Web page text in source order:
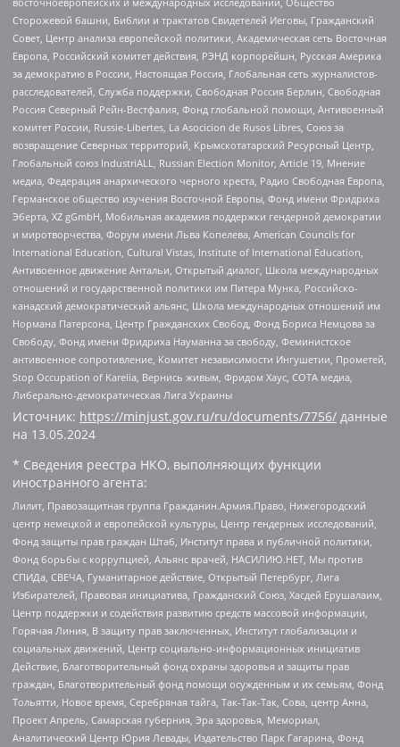
Сторожевой башни, Библии и трактатов Свидетелей Иеговы, Гражданский
Совет, Центр анализа европейской политики, Академическая сеть Восточная
Европа, Российский комитет действия, РЭНД корпорейшн, Русская Америка
за демократию в России, Настоящая Россия, Глобальная сеть журналистов-
расследователей, Служба поддержки, Свободная Россия Берлин, Свободная
Россия Северный Рейн-Вестфалия, Фонд глобальной помощи, Антивоенный
комитет России, Russie-Libertes, La Asocicion de Rusos Libres, Союз за
возвращение Северных территорий, Крымскотатарский Ресурсный Центр,
Глобальный союз IndustriALL, Russian Election Monitor, Article 19, Мнение
медиа, Федерация анархического черного креста, Радио Свободная Европа,
Германское общество изучения Восточной Европы, Фонд имени Фридриха
Эберта, XZ gGmbH, Мобильная академия поддержки гендерной демократии
и миротворчества, Форум имени Льва Копелева, American Councils for
International Education, Cultural Vistas, Institute of International Education,
Антивоенное движение Антальи, Открытый диалог, Школа международных
отношений и государственной политики им Питера Мунка, Российско-
канадский демократический альянс, Школа международных отношений им
Нормана Патерсона, Центр Гражданских Свобод, Фонд Бориса Немцова за
Свободу, Фонд имени Фридриха Науманна за свободу, Феминистское
антивоенное сопротивление, Комитет независимости Ингушетии, Прометей,
Stop Occupation of Karelia, Вернись живым, Фридом Хаус, СОТА медиа,
Либерально-демократическая Лига Украины
Источник: https://minjust.gov.ru/ru/documents/7756/ данные
на 13.05.2024
* Сведения реестра НКО, выполняющих функции
иностранного агента:
Лилит, Правозащитная группа Гражданин.Армия.Право, Нижегородский
центр немецкой и европейской культуры, Центр гендерных исследований,
Фонд защиты прав граждан Штаб, Институт права и публичной политики,
Фонд борьбы с коррупцией, Альянс врачей, НАСИЛИЮ.НЕТ, Мы против
СПИДа, СВЕЧА, Гуманитарное действие, Открытый Петербург, Лига
Избирателей, Правовая инициатива, Гражданский Союз, Хасдей Ерушалаим,
Центр поддержки и содействия развитию средств массовой информации,
Горячая Линия, В защиту прав заключенных, Институт глобализации и
социальных движений, Центр социально-информационных инициатив
Действие, Благотворительный фонд охраны здоровья и защиты прав
граждан, Благотворительный фонд помощи осужденным и их семьям, Фонд
Тольятти, Новое время, Серебряная тайга, Так-Так-Так, Сова, центр Анна,
Проект Апрель, Самарская губерния, Эра здоровья, Мемориал,
Аналитический Центр Юрия Левады, Издательство Парк Гагарина, Фонд